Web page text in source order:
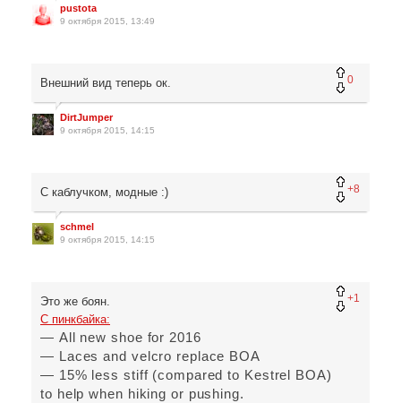
pustota
9 октября 2015, 13:49
0
Внешний вид теперь ок.
DirtJumper
9 октября 2015, 14:15
+8
С каблучком, модные :)
schmel
9 октября 2015, 14:15
+1
Это же боян.
С пинкбайка:
— All new shoe for 2016
— Laces and velcro replace BOA
— 15% less stiff (compared to Kestrel BOA)
to help when hiking or pushing.